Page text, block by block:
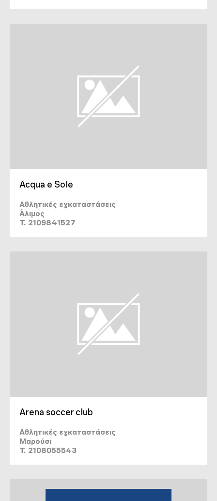
Acqua e Sole
Αθλητικές εγκαταστάσεις
Άλιμος
T. 2109841527
Arena soccer club
Αθλητικές εγκαταστάσεις
Μαρούσι
T. 2108055543